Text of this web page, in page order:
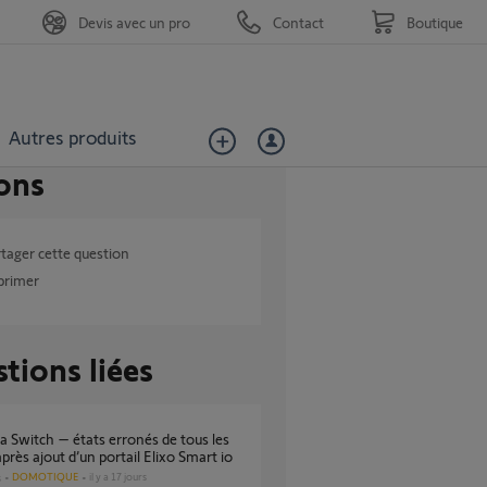
Autres produits
Devis avec un pro Contact Boutique
cette question
liées
ajout d’un portail Elixo Smart io
DOMOTIQUE il y a 17 jours